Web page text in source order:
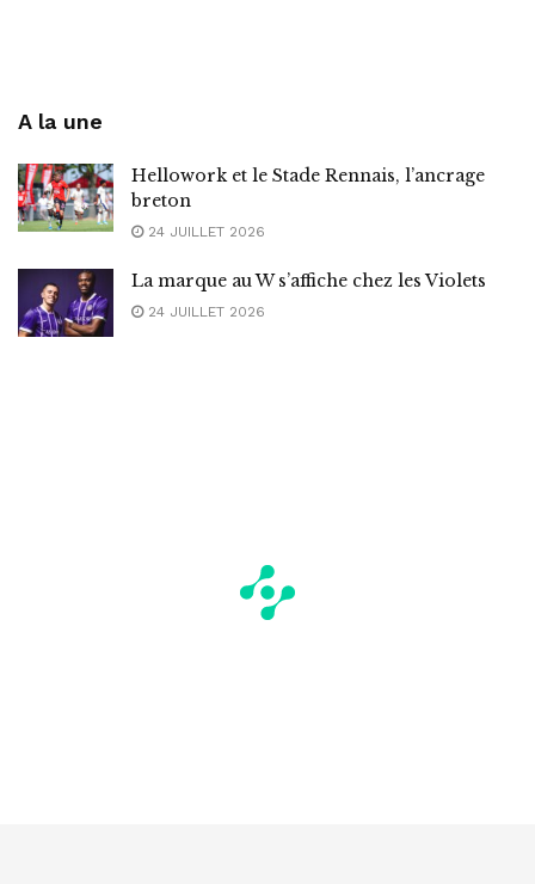
A la une
Hellowork et le Stade Rennais, l’ancrage
breton
24 JUILLET 2026
La marque au W s’affiche chez les Violets
24 JUILLET 2026